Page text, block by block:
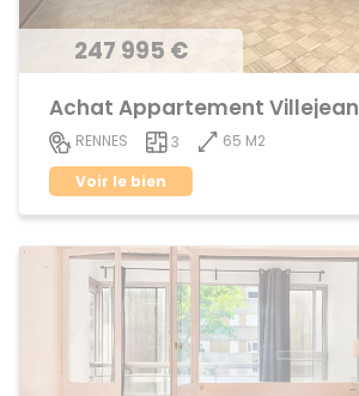
247 995 €
Achat Appartement Villejean
RENNES 3
65 M2
Voir le bien